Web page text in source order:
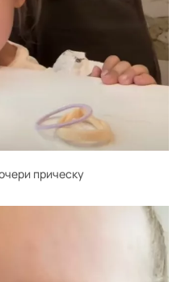
прическу